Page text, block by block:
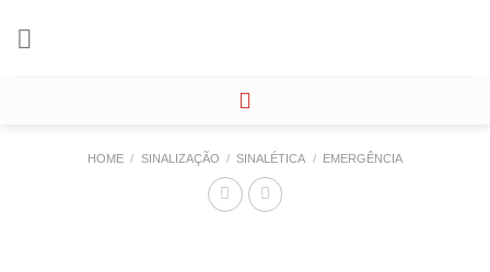
HOME / SINALIZAÇÃO / SINALÉTICA / EMERGÊNCIA